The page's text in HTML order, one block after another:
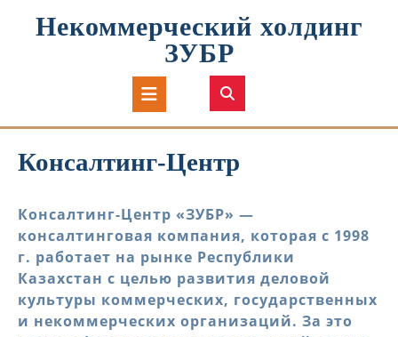
Некоммерческий холдинг
ЗУБР
Кнопка
Открыть
Консалтинг-Центр
Консалтинг-Центр «ЗУБР» —
консалтинговая компания, которая с 1998
г. работает на рынке Республики
Казахстан с целью развития деловой
культуры коммерческих, государственных
и некоммерческих организаций. За это